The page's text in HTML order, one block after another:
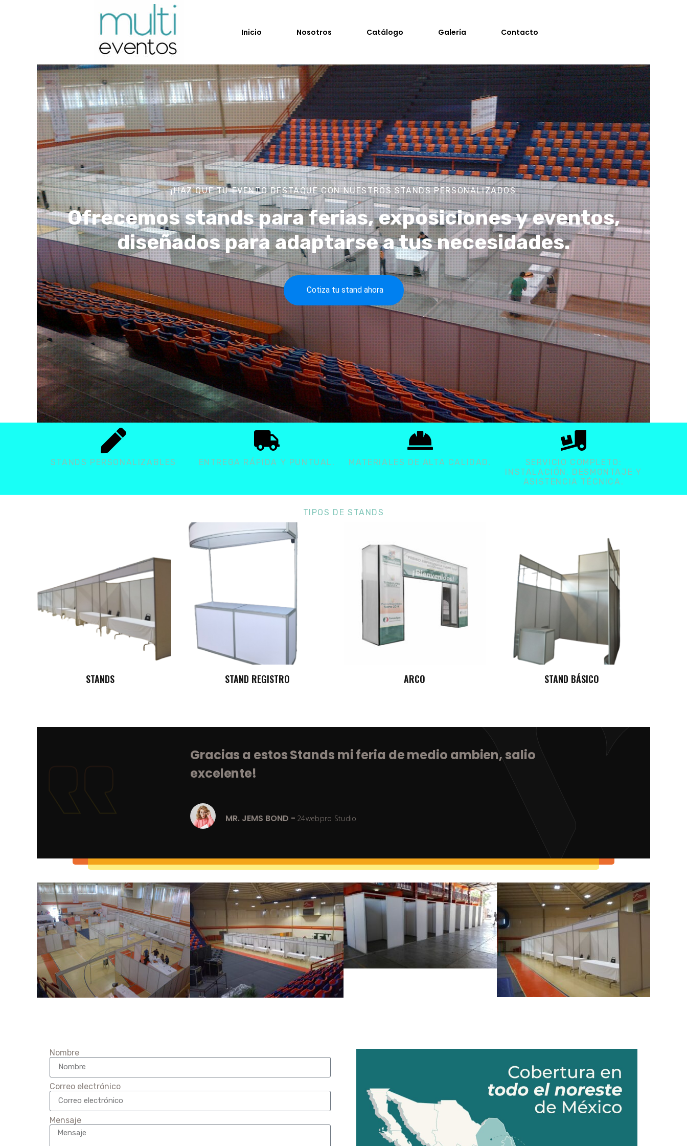
Inicio Nosotros Catálogo Galería Contacto
¡HAZ QUE TU EVENTO DESTAQUE CON NUESTROS STANDS PERSONALIZADOS
Ofrecemos stands para ferias, exposiciones y eventos,
diseñados para adaptarse a tus necesidades.
Cotiza tu stand ahora
STANDS PERSONALIZABLES ENTREGA RÁPIDA Y PUNTUAL. MATERIALES DE ALTA CALIDAD.
SERVICIO COMPLETO:
INSTALACIÓN, DESMONTAJE Y
ASISTENCIA TÉCNICA.
TIPOS DE STANDS
STAND REGISTRO ARCO STAND BÁSICO STAND PREMIUM
Super recomendado los Stands de Multievntos, simplemente
quede convencido que son los mejores
MR. JEMS BOND -24webpro Studio
Nombre
Correo electrónico
Mensaje